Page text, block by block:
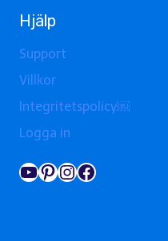
Hjälp
Support
Villkor
Integritetspolicy￼
Logga in
YouTube
Pinterest
Instagram
Facebook